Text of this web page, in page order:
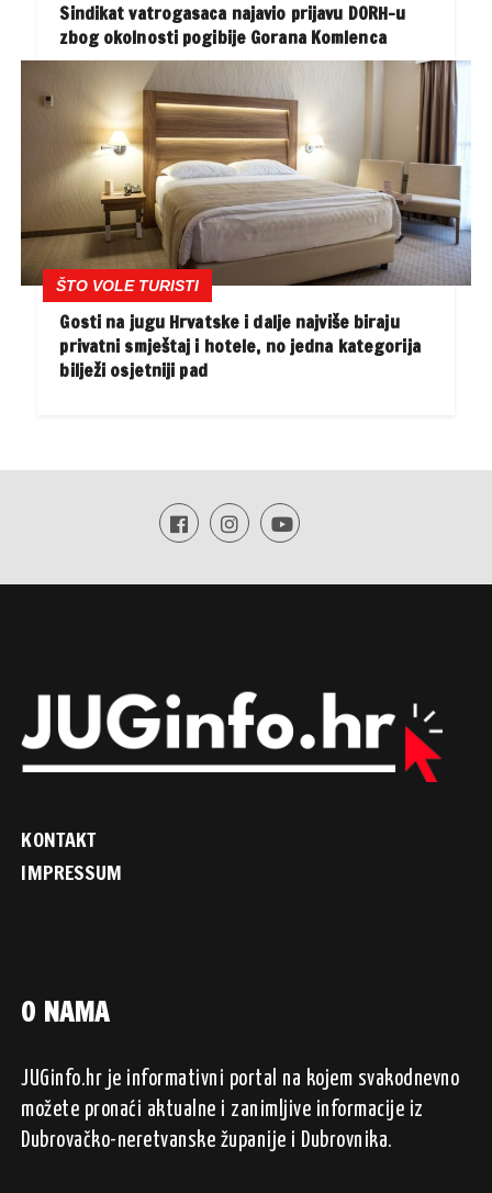
Sindikat vatrogasaca najavio prijavu DORH-u
zbog okolnosti pogibije Gorana Komlenca
ŠTO VOLE TURISTI
Gosti na jugu Hrvatske i dalje najviše biraju
privatni smještaj i hotele, no jedna kategorija
bilježi osjetniji pad
KONTAKT
IMPRESSUM
O NAMA
JUGinfo.hr je informativni portal na kojem svakodnevno
možete pronaći aktualne i zanimljive informacije iz
Dubrovačko-neretvanske županije i Dubrovnika.